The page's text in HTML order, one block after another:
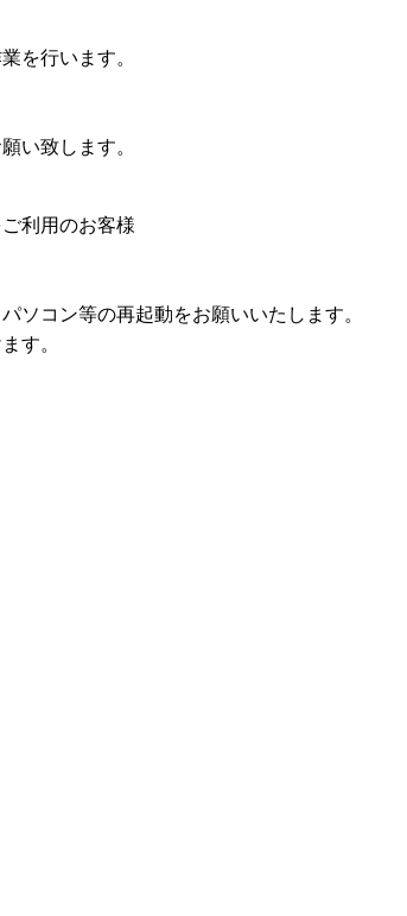
を行います。
い致します。
利用のお客様
ン等の再起動をお願いいたします。
す。